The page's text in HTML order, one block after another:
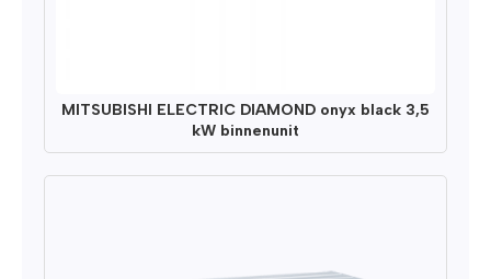
MITSUBISHI ELECTRIC DIAMOND onyx black 3,5
kW binnenunit